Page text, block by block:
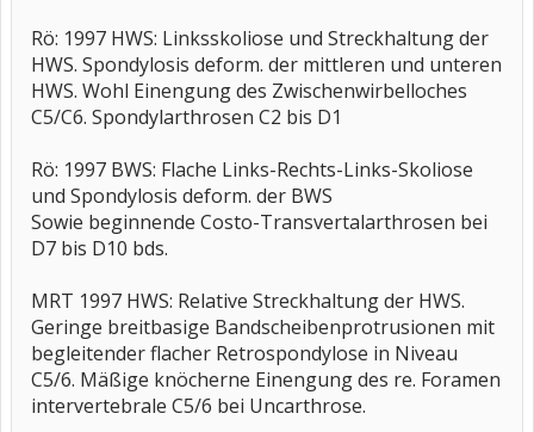
Rö: 1997 HWS: Linksskoliose und Streckhaltung der
HWS. Spondylosis deform. der mittleren und unteren
HWS. Wohl Einengung des Zwischenwirbelloches
C5/C6. Spondylarthrosen C2 bis D1
Rö: 1997 BWS: Flache Links-Rechts-Links-Skoliose
und Spondylosis deform. der BWS
Sowie beginnende Costo-Transvertalarthrosen bei
D7 bis D10 bds.
MRT 1997 HWS: Relative Streckhaltung der HWS.
Geringe breitbasige Bandscheibenprotrusionen mit
begleitender flacher Retrospondylose in Niveau
C5/6. Mäßige knöcherne Einengung des re. Foramen
intervertebrale C5/6 bei Uncarthrose.